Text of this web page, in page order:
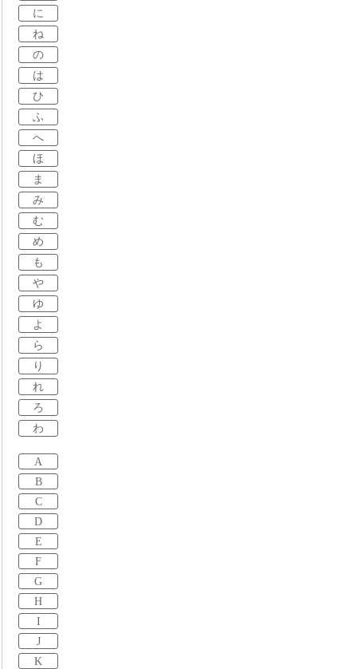
に
ね
の
は
ひ
ふ
へ
ほ
ま
み
む
め
も
や
ゆ
よ
ら
り
れ
ろ
わ
A
B
C
D
E
F
G
H
I
J
K